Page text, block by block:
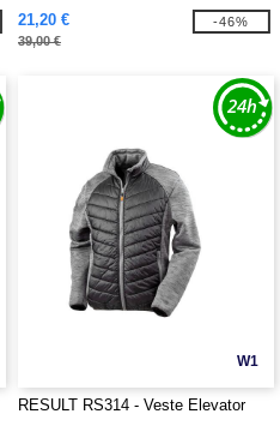
21,20 €
39,00 €
-46%
W1
RESULT RS314 - Veste Elevator